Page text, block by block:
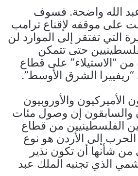
الله واضحة. فسوف
على موقفه لإقناع ترامب
التي تفتقر إلى الموارد لن
حتى تتمكن
من “الاستيلاء” على قطاع
الشرق الأوسط”.
الأميركيون والأوروبيون
والسابقون إن وصول مئات
الفلسطينيين من قطاع
إلى الأردن هو نوع
من شأنها أن تكون نذير
الذي تجنبه الملك عبد